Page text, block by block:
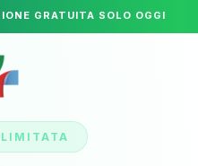
GRATUITA SOLO OGGI
LIMITATA